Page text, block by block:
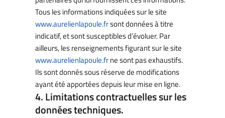
Tous les informations indiquées sur le site
www.aurelienlapoule.frsont données à titre
indicatif, et sont susceptibles d’évoluer. Par
ailleurs, les renseignements figurant sur le site
www.aurelienlapoule.frne sont pas exhaustifs.
Ils sont donnés sous réserve de modifications
ayant été apportées depuis leur mise en ligne.
4. Limitations contractuelles sur les
données techniques.